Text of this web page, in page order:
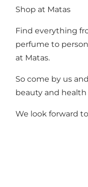
Shop at Matas
Find everything
perfume to
at Matas.
So come by us
beauty and health
We look forward